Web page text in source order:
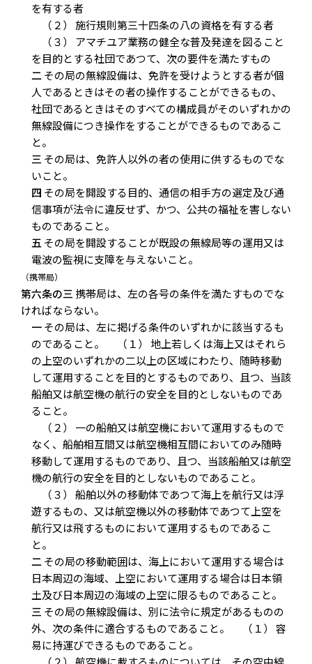
を有する者
（２） 施行規則第三十四条の八の資格を有する者
（３） アマチユア業務の健全な普及発達を図ること
を目的とする社団であつて、次の要件を満たすもの
二その局の無線設備は、免許を受けようとする者が個
人であるときはその者の操作することができるもの、
社団であるときはそのすべての構成員がそのいずれかの
無線設備につき操作をすることができるものであるこ
と。
三 その局は、免許人以外の者の使用に供するものでな
いこと。
四 その局を開設する目的、通信の相手方の選定及び通
信事項が法令に違反せず、かつ、公共の福祉を害しない
ものであること。
五 その局を開設することが既設の無線局等の運用又は
電波の監視に支障を与えないこと。
（携帯局）
第六条の三 携帯局は、左の各号の条件を満たすものでな
ければならない。
一その局は、左に掲げる条件のいずれかに該当するも
のであること。 （１） 地上若しくは海上又はそれら
の上空のいずれかの二以上の区域にわたり、随時移動
して運用することを目的とするものであり、且つ、当該
船舶又は航空機の航行の安全を目的としないものであ
ること。
（２） 一の船舶又は航空機において運用するもので
なく、船舶相互間又は航空機相互間においてのみ随時
移動して運用するものであり、且つ、当該船舶又は航空
機の航行の安全を目的としないものであること。
（３） 船舶以外の移動体であつて海上を航行又は浮
遊するもの、又は航空機以外の移動体であつて上空を
航行又は飛するものにおいて運用するものであるこ
と。
二その局の移動範囲は、海上において運用する場合は
日本周辺の海域、上空において運用する場合は日本領
土及び日本周辺の海域の上空に限るものであること。
三 その局の無線設備は、別に法令に規定があるものの
外、次の条件に適合するものであること。 （１） 容
易に持運びできるものであること。